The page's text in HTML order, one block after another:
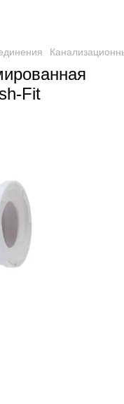
Fit